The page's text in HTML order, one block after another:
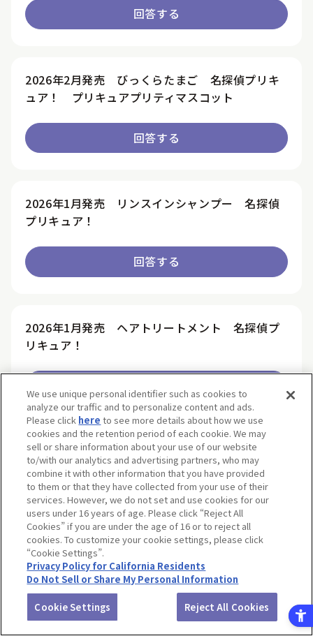
回答する
2026年2月発売 びっくらたまご 名探偵プリキ
ュア！ プリキュアプリティマスコット
回答する
2026年1月発売 リンスインシャンプー 名探偵
プリキュア！
回答する
2026年1月発売 ヘアトリートメント 名探偵プ
リキュア！
回答する
2026年1月発売 こどもハブラシ３本セット 名
探偵プリキュア！
回答する
2026年1月発売 薬用ハミガキジェル 名探偵プ
リキュア！
We use unique personal identifier such as cookies to
analyze our traffic and to personalize content and ads.
Please click here to see more details about how we use
cookies and the retention period of each cookie. We may
sell or share information about your use of our website
to/with our analytics and advertising partners, who may
combine it with other information that you have provided
to them or that they have collected from your use of their
services. However, we do not set and use cookies for our
users under 16 years of age. Please click “Reject All
Cookies” if you are under the age of 16 or to reject all
cookies. To customize your cookie settings, please click
“Cookie Settings”.
Privacy Policy for California Residents
Do Not Sell or Share My Personal Information
Cookie Settings Reject All Cookies